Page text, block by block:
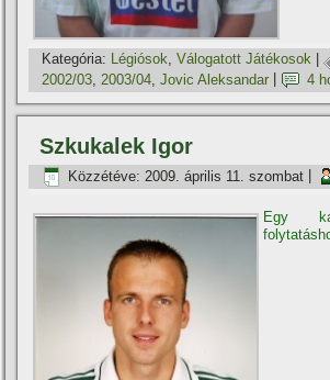
Kategória: Légiósok,Válogatott Játékosok |
2002/03 2003/04 ,Jovic Aleksandar 4
Szkukalek Igor
Közzétéve: 2009. április 11. szombat
Egy